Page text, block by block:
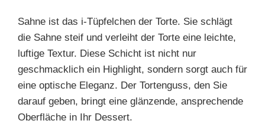
Sahne ist das i-Tüpfelchen der Torte. Sie schlägt
die Sahne steif und verleiht der Torte eine leichte,
luftige Textur. Diese Schicht ist nicht nur
geschmacklich ein Highlight, sondern sorgt auch für
eine optische Eleganz. Der Tortenguss, den Sie
darauf geben, bringt eine glänzende, ansprechende
Oberfläche in Ihr Dessert.